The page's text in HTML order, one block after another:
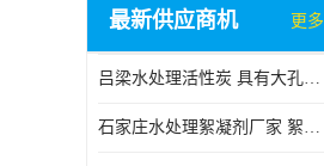
块状活性炭
最新供应商机 更多
吕梁水处理活性炭 具有大孔结构 适用于多种水处理工艺和需求
石家庄水处理絮凝剂厂家 絮凝速度快 便于后续的沉淀和过滤处理